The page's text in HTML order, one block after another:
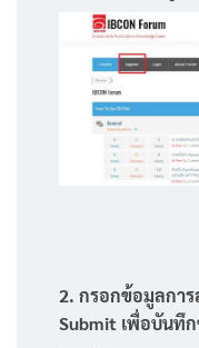
2. กรอกข้อมูลกา
Submit เพื่อบันทึ